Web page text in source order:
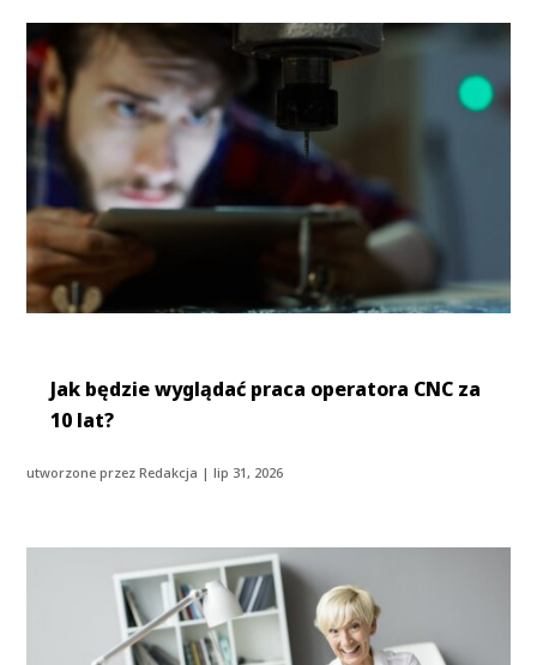
Jak będzie wyglądać praca operatora CNC za
10 lat?
utworzone przezRedakcja |lip 31, 2026